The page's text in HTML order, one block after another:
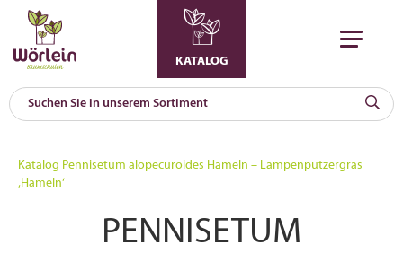
KATALOG
Katalog Pennisetum alopecuroides Hameln – Lampenputzergras
‚Hameln‘
PENNISETUM